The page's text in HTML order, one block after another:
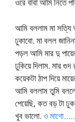
ওরে বাবা আমি নিতে
আমি বললাম মা
ঢুকাবো. মা বলল
পড়ল আমি মার দু
ঢুকিয়ে দিলাম. মার
কয়েকটা ঠাপ দিয়ে
আমি বললাম তুমি
পেয়েছি, কত বড় টা
খুব ভালো. ও